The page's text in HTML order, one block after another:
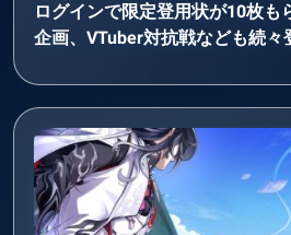
ログインで限定登用状が10枚も
企画、VTuber対抗戦なども続々